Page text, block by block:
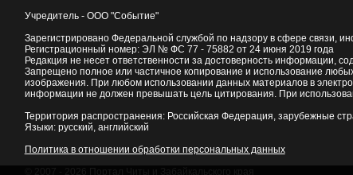
Учредитель - ООО "Событие"
Зарегистрировано Федеральной службой по надзору в сфере связи,
Регистрационный номер: ЭЛ № ФС 77 - 75882 от 24 июня 2019 года
Редакция не несет ответственности за достоверность информации,
Запрещено полное или частичное копирование и использование
изображения. При любом использовании данных материалов в
информации не должен превышать цель цитирования. При
Территория распространения: Российская Федерация, зарубежные
Языки: русский, английский
Политика в отношении обработки персональных данных